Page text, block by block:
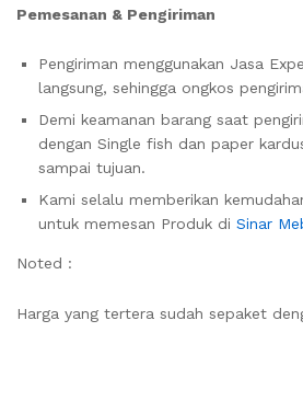
Pemesanan & Pengiriman
Pengiriman menggunakan Jasa
langsung, sehingga ongkos
Demi keamanan barang saat
dengan Single fish dan paper
sampai tujuan.
Kami selalu memberikan
untuk memesan Produk di Sinar
Noted :
Harga yang tertera sudah sepaket